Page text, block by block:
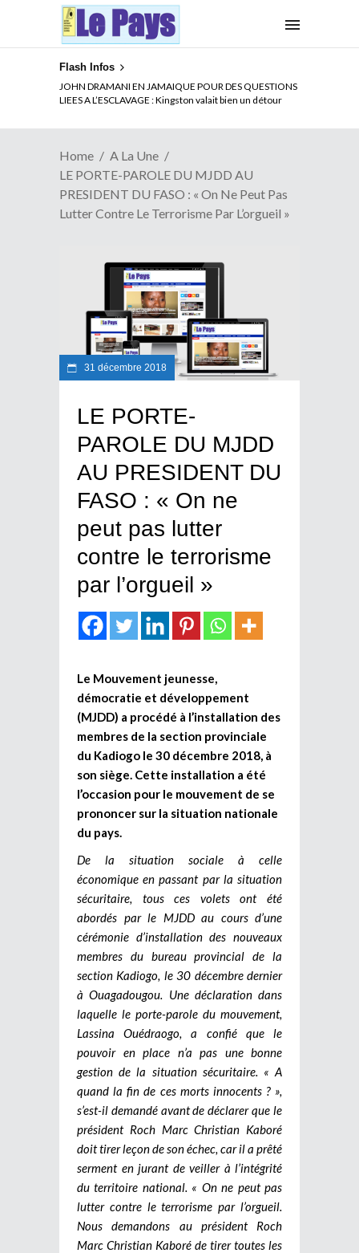
Flash Infos
JOHN DRAMANI EN JAMAIQUE POUR DES QUESTIONS
LIEES A L’ESCLAVAGE : Kingston valait bien un détour
Home
A La Une
LE PORTE-PAROLE DU MJDD AU
PRESIDENT DU FASO : « On Ne Peut Pas
Lutter Contre Le Terrorisme Par L’orgueil »
31 décembre 2018
LE PORTE-
PAROLE DU MJDD
AU PRESIDENT DU
FASO : « On ne
peut pas lutter
contre le terrorisme
par l’orgueil »
Le Mouvement jeunesse,
démocratie et développement
(MJDD) a procédé à l’installation des
membres de la section provinciale
du Kadiogo le 30 décembre 2018, à
son siège. Cette installation a été
l’occasion pour le mouvement de se
prononcer sur la situation nationale
du pays.
De la situation sociale à celle
économique en passant par la situation
sécuritaire, tous ces volets ont été
abordés par le MJDD au cours d’une
cérémonie d’installation des nouveaux
membres du bureau provincial de la
section Kadiogo, le 30 décembre dernier
à Ouagadougou. Une déclaration dans
laquelle le porte-parole du mouvement,
Lassina Ouédraogo, a confié que le
pouvoir en place n’a pas une bonne
gestion de la situation sécuritaire. « A
quand la fin de ces morts innocents ? »,
s’est-il demandé avant de déclarer que le
président Roch Marc Christian Kaboré
doit tirer leçon de son échec, car il a prêté
serment en jurant de veiller à l’intégrité
du territoire national. « On ne peut pas
lutter contre le terrorisme par l’orgueil.
Nous demandons au président Roch
Marc Christian Kaboré de tirer toutes les